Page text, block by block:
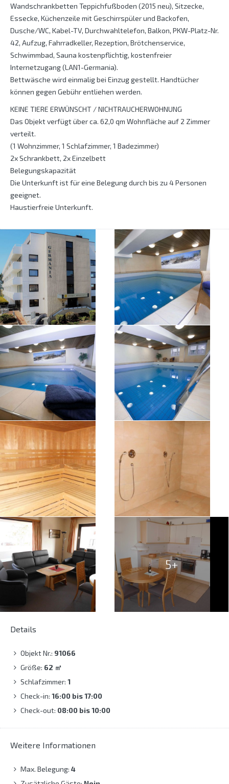
Wandschrankbetten Teppichfußboden (2015 neu), Sitzecke,
Essecke, Küchenzeile mit Geschirrspüler und Backofen,
Dusche/WC, Kabel-TV, Durchwahltelefon, Balkon, PKW-Platz-Nr.
42, Aufzug, Fahrradkeller, Rezeption, Brötchenservice,
Schwimmbad, Sauna kostenpflichtig, kostenfreier
Internetzugang (LAN1-Germania).
Bettwäsche wird einmalig bei Einzug gestellt. Handtücher
können gegen Gebühr entliehen werden.
KEINE TIERE ERWÜNSCHT / NICHTRAUCHERWOHNUNG
Das Objekt verfügt über ca. 62,0 qm Wohnfläche auf 2 Zimmer
verteilt.
(1 Wohnzimmer, 1 Schlafzimmer, 1 Badezimmer)
2x Schrankbett, 2x Einzelbett
Belegungskapazität
Die Unterkunft ist für eine Belegung durch bis zu 4 Personen
geeignet.
Haustierfreie Unterkunft.
5+
Details
Objekt Nr.: 91066
Größe: 62 ㎡
Schlafzimmer: 1
Check-in: 16:00 bis 17:00
Check-out: 08:00 bis 10:00
Weitere Informationen
Max. Belegung: 4